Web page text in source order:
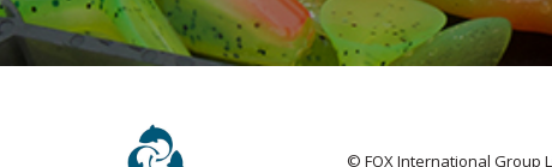
© FOX International Group